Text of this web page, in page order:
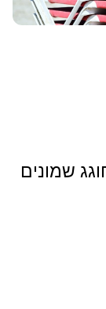
שמונים